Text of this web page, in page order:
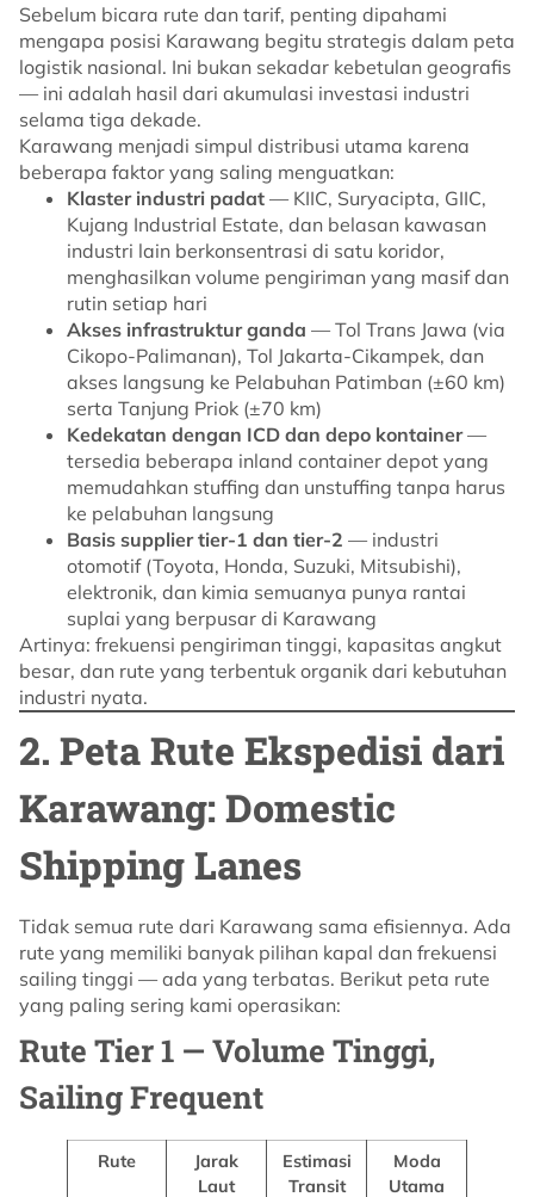
Sebelum bicara rute dan tarif, penting dipahami
mengapa posisi Karawang begitu strategis dalam peta
logistik nasional. Ini bukan sekadar kebetulan geografis
— ini adalah hasil dari akumulasi investasi industri
selama tiga dekade.
Karawang menjadi simpul distribusi utama karena
beberapa faktor yang saling menguatkan:
Klaster industri padat — KIIC, Suryacipta, GIIC,
Kujang Industrial Estate, dan belasan kawasan
industri lain berkonsentrasi di satu koridor,
menghasilkan volume pengiriman yang masif dan
rutin setiap hari
Akses infrastruktur ganda — Tol Trans Jawa (via
Cikopo-Palimanan), Tol Jakarta-Cikampek, dan
akses langsung ke Pelabuhan Patimban (±60 km)
serta Tanjung Priok (±70 km)
Kedekatan dengan ICD dan depo kontainer—
tersedia beberapa inland container depot yang
memudahkan stuffing dan unstuffing tanpa harus
ke pelabuhan langsung
Basis supplier tier-1 dan tier-2 — industri
otomotif (Toyota, Honda, Suzuki, Mitsubishi),
elektronik, dan kimia semuanya punya rantai
suplai yang berpusar di Karawang
Artinya: frekuensi pengiriman tinggi, kapasitas angkut
besar, dan rute yang terbentuk organik dari kebutuhan
industri nyata.
2. Peta Rute Ekspedisi dari
Karawang: Domestic
Shipping Lanes
Tidak semua rute dari Karawang sama efisiennya. Ada
rute yang memiliki banyak pilihan kapal dan frekuensi
sailing tinggi — ada yang terbatas. Berikut peta rute
yang paling sering kami operasikan:
Rute Tier 1 — Volume Tinggi,
Sailing Frequent
Rute
Jarak
Laut
Estimasi
Transit
Moda
Utama